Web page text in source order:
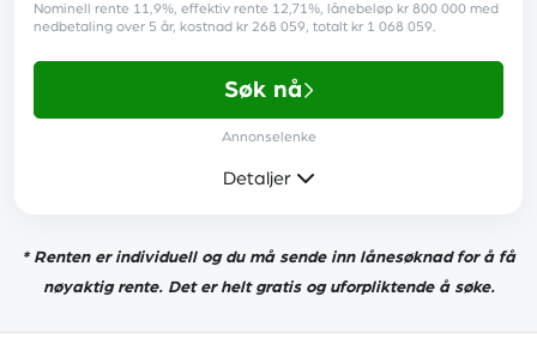
Minst 20 år
En fast inntekt fra arbeid eller pensjon
Ingen betalingsanmerkninger
Nominell rente 11,9%, effektiv rente 12,71%, lånebeløp kr 800 000 med
nedbetaling over 5 år, kostnad kr 268 059, totalt kr 1 068 059.
Søk nå
Annonselenke
Detaljer
Mer informasjon
* Renten er individuell og du må sende inn lånesøknad for å få
nøyaktig rente. Det er helt gratis og uforpliktende å søke.